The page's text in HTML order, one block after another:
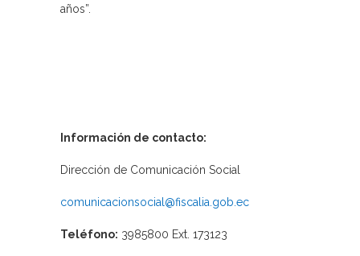
años”.
Información de contacto:
Dirección de Comunicación Social
comunicacionsocial@fiscalia.gob.ec
Teléfono: 3985800 Ext. 173123